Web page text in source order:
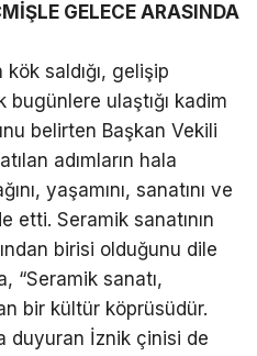
GELECE ARASINDA
kök saldığı, gelişip
ulaştığı kadim
belirten Başkan Vekili
adımların hala
yaşamını, sanatını ve
etti. Seramik sanatının
birisi olduğunu dile
“Seramik sanatı,
bir kültür köprüsüdür.
duyuran İznik çinisi de